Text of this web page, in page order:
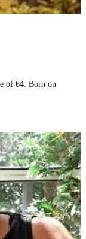
of 64. Born on